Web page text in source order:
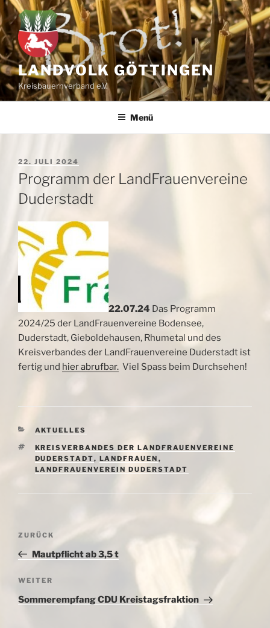
Zum
Inhalt
springen
LANDVOLK GÖTTINGEN
Kreisbauernverband e.V.
Menü
VERÖFFENTLICHT
AM
22. JULI 2024
Programm der LandFrauenvereine
Duderstadt
22.07.24 Das Programm
2024/25 der LandFrauenvereine Bodensee,
Duderstadt, Gieboldehausen, Rhumetal und des
Kreisverbandes der LandFrauenvereine Duderstadt ist
fertig und hier abrufbar. Viel Spass beim Durchsehen!
KATEGORIEN
AKTUELLES
SCHLAGWÖRTER
KREISVERBANDES DER LANDFRAUENVEREINE
DUDERSTADT, LANDFRAUEN ,
LANDFRAUENVEREIN DUDERSTADT
Beitragsnavigation
Vorheriger
Beitrag
ZURÜCK
Mautpflicht ab 3,5 t
Nächster
Beitrag
WEITER
Sommerempfang CDU Kreistagsfraktion